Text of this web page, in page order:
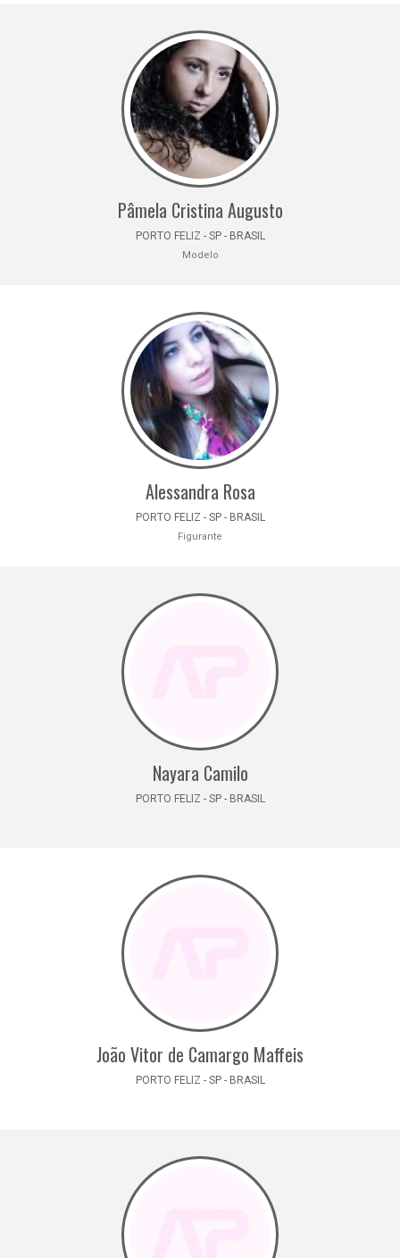
Pâmela Cristina Augusto
PORTO FELIZ - SP - BRASIL
Modelo
Alessandra Rosa
PORTO FELIZ - SP - BRASIL
Figurante
Nayara Camilo
PORTO FELIZ - SP - BRASIL
João Vitor de Camargo Maffeis
PORTO FELIZ - SP - BRASIL